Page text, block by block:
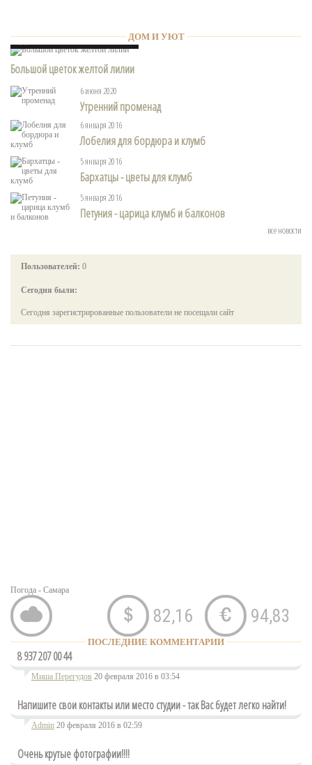
ДОМ И УЮТ
все новости
Дом и Уют 28 июня 2020
Большой цветок желтой лилии
6 июня 2020
Утренний променад
6 января 2016
Лобелия для бордюра и клумб
5 января 2016
Бархатцы - цветы для клумб
5 января 2016
Петуния - царица клумб и балконов
Пользователей: 0
Сегодня были:
Сегодня зарегистрированные пользователи не посещали сайт
Погода - Самара
82,16 94,83
ПОСЛЕДНИЕ КОММЕНТАРИИ
8 937 207 00 44
Миша Перегудов 20 февраля 2016 в 03:54
Напишите свои контакты или место студии - так Вас будет легко найти!
Admin 20 февраля 2016 в 02:59
Очень крутые фотографии!!!!